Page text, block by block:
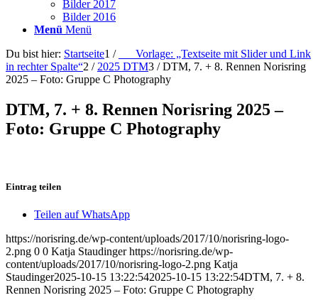
Bilder 2017
Bilder 2016
Menü Menü
Du bist hier: Startseite1 /
___Vorlage: „Textseite mit Slider und Link
in rechter Spalte“2 / 2025 DTM3 / DTM, 7. + 8. Rennen Norisring
2025 – Foto: Gruppe C Photography
DTM, 7. + 8. Rennen Norisring 2025 –
Foto: Gruppe C Photography
Eintrag teilen
Teilen auf WhatsApp
https://norisring.de/wp-content/uploads/2017/10/norisring-logo-
2.png 0 0 Katja Staudinger https://norisring.de/wp-
content/uploads/2017/10/norisring-logo-2.png Katja
Staudinger2025-10-15 13:22:542025-10-15 13:22:54DTM, 7. + 8.
Rennen Norisring 2025 – Foto: Gruppe C Photography